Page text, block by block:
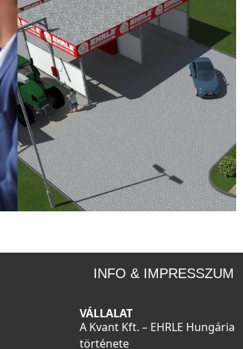
INFO & IMPRESSZUM
VÁLLALAT
A Kvant Kft. – EHRLE Hungária
története